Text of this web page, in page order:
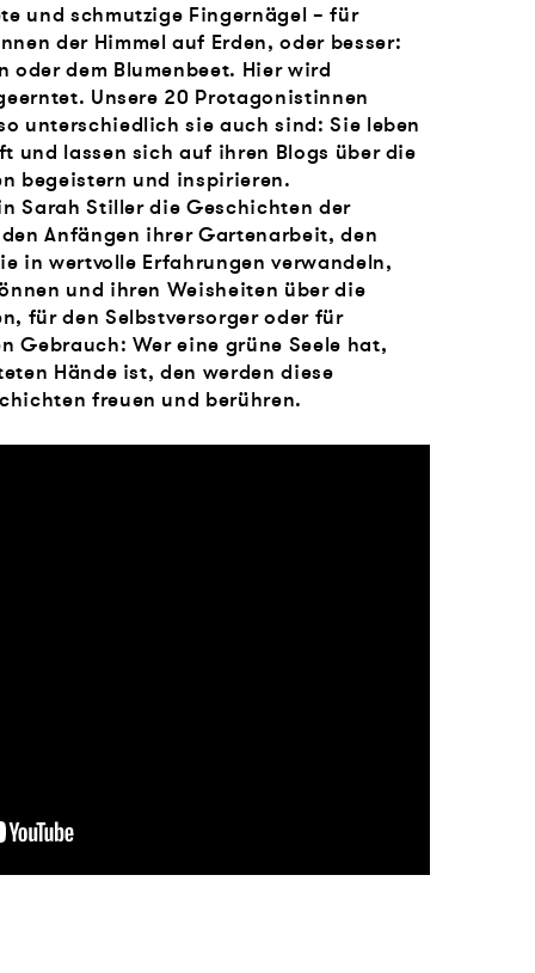
und schmutzige Fingernägel – für
der Himmel auf Erden, oder besser:
oder dem Blumenbeet. Hier wird
Unsere 20 Protagonistinnen
unterschiedlich sie auch sind: Sie leben
und lassen sich auf ihren Blogs über die
begeistern und inspirieren.
Sarah Stiller die Geschichten der
Anfängen ihrer Gartenarbeit, den
in wertvolle Erfahrungen verwandeln,
und ihren Weisheiten über die
für den Selbstversorger oder für
Gebrauch: Wer eine grüne Seele hat,
Hände ist, den werden diese
freuen und berühren.